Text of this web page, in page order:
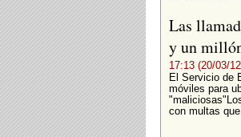
Las
y un
17:13 (20/03/
El Servicio de
móviles para
con multas